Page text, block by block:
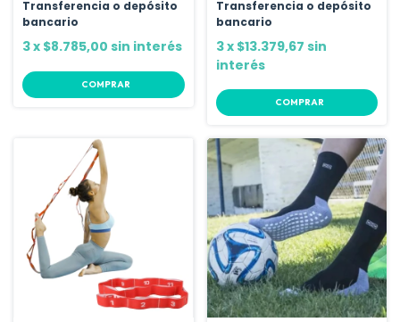
Transferencia o depósito
bancario
3x $8.785,00 sin interés
Transferencia o depósito
bancario
3x $13.379,67 sin
interés
COMPRAR